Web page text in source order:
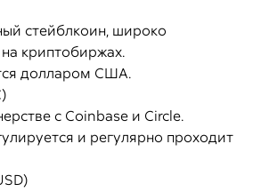
стейблкоин, широко
криптобиржах.
долларом США.
с Coinbase и Circle.
и регулярно проходит